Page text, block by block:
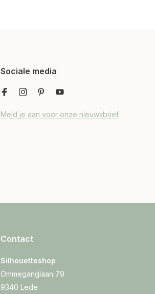
Sociale media
Meld je aan voor onze nieuwsbrief
Contact
Silhouetteshop
Ommeganglaan 79
9340 Lede